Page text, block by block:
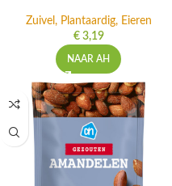
Zuivel, Plantaardig, Eieren
€ 3,19
NAAR AH